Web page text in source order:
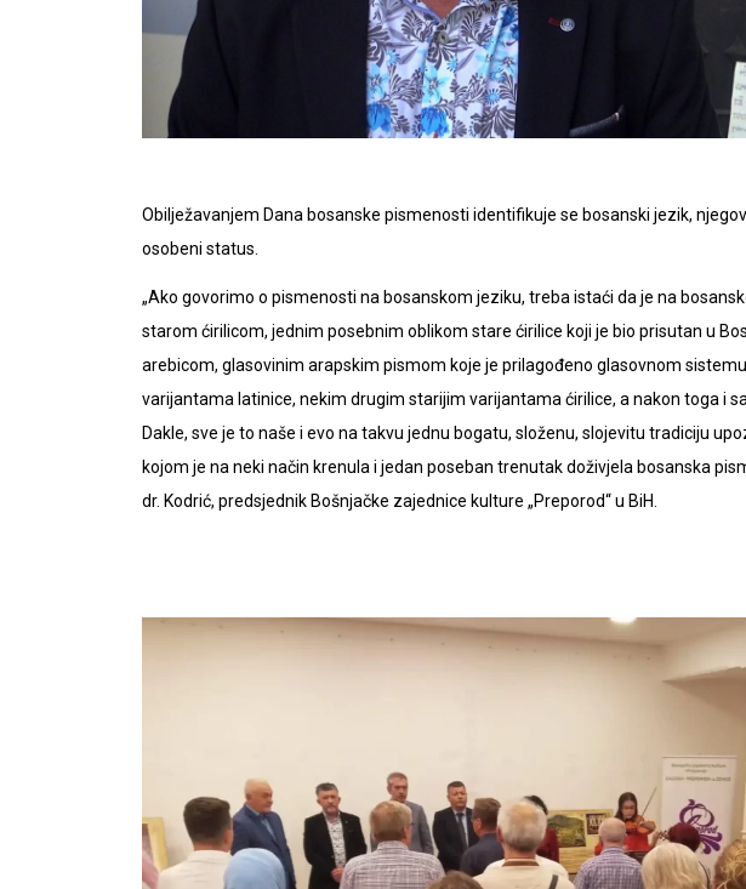
Obilježavanjem Dana bosanske pismenosti identifikuje se bosanski jezik,
osobeni status.
„Ako govorimo o pismenosti na bosanskom jeziku, treba istaći da je na
starom ćirilicom, jednim posebnim oblikom stare ćirilice koji je bio prisutan u
arebicom, glasovinim arapskim pismom koje je prilagođeno glasovnom
varijantama latinice, nekim drugim starijim varijantama ćirilice, a nakon toga i
Dakle, sve je to naše i evo na takvu jednu bogatu, složenu, slojevitu tradiciju
kojom je na neki način krenula i jedan poseban trenutak doživjela bosanska
dr. Kodrić, predsjednik Bošnjačke zajednice kulture „Preporod“ u BiH.